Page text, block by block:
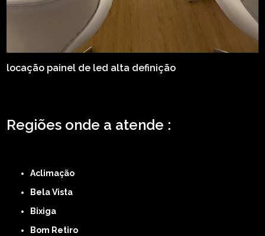
locação painel de led alta definição
Regiões onde a atende :
Aclimação
Bela Vista
Bixiga
Bom Retiro